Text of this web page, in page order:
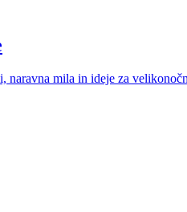
naravna mila in ideje za